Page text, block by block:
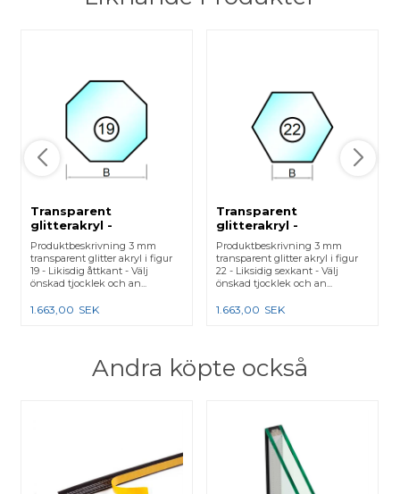
Transparent
glitterakryl -
Laserskuren - Figur 19
Produktbeskrivning 3 mm
transparent glitter akryl i figur
19 - Likisdig åttkant - Välj
önskad tjocklek och an...
1.663,00 SEK
Transparent
glitterakryl -
Laserskuren - Figur 22
Produktbeskrivning 3 mm
transparent glitter akryl i figur
22 - Liksidig sexkant - Välj
önskad tjocklek och an...
1.663,00 SEK
Andra köpte också